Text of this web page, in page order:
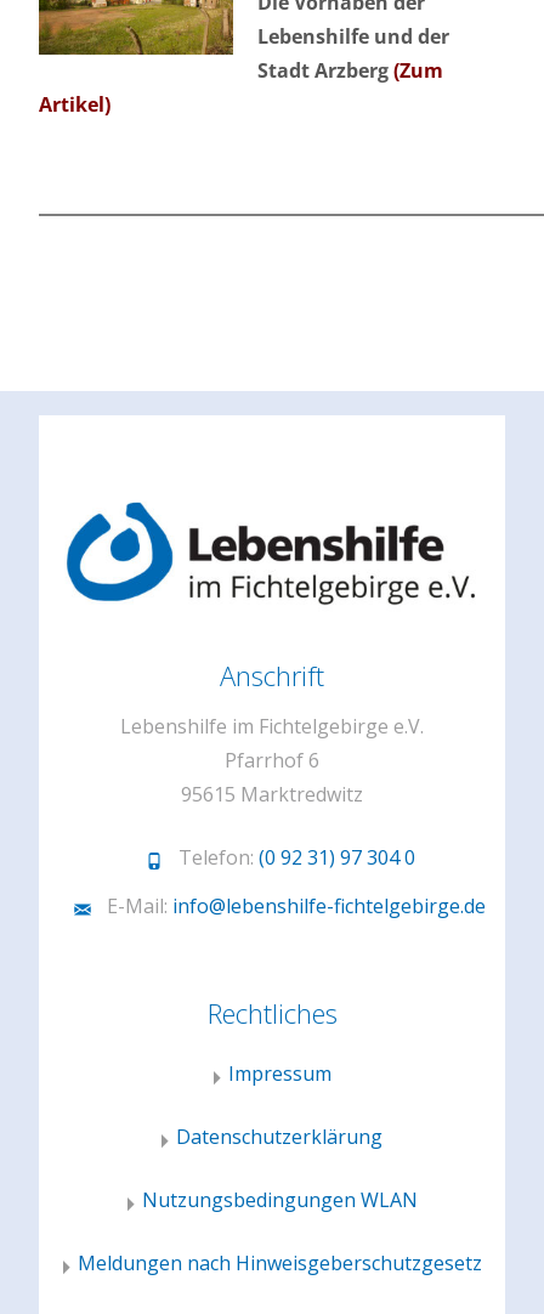
Lebenshilfe und der
Stadt Arzberg(Zum
Artikel)
Anschrift
Lebenshilfe im Fichtelgebirge e.V.
Pfarrhof 6
95615 Marktredwitz
Telefon: (0 92 31) 97 304 0
E-Mail: info@lebenshilfe-fichtelgebirge.de
Rechtliches
Impressum
Datenschutzerklärung
Nutzungsbedingungen WLAN
Meldungen nach Hinweisgeberschutzgesetz